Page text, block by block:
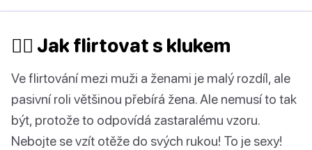
🙋‍♂️‍ Jak flirtovat s klukem
Ve flirtování mezi muži a ženami je malý rozdíl, ale
pasivní roli většinou přebírá žena. Ale nemusí to tak
být, protože to odpovídá zastaralému vzoru.
Nebojte se vzít otěže do svých rukou! To je sexy!